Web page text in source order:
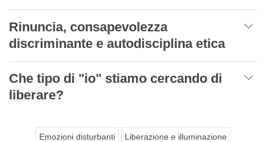
Rinuncia, consapevolezza
discriminante e autodisciplina etica
Che tipo di "io" stiamo cercando di
liberare?
Emozioni disturbanti Liberazione e illuminazione